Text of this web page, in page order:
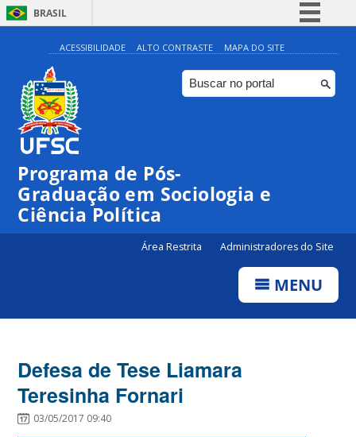
BRASIL
Simplifique!
Comunica BR
Participe
ACESSIBILIDADE ALTO CONTRASTE MAPA DO SITE
Programa de Pós-
Graduação em Sociologia e
Ciência Política
Área Restrita Administradores do Site
MENU
Defesa de Tese Liamara
Teresinha Fornari
03/05/2017 09:40